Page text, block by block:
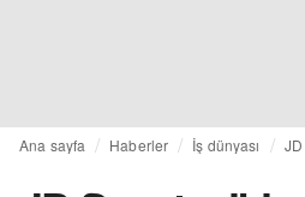
Ana sayfa Haberler İş dünyası